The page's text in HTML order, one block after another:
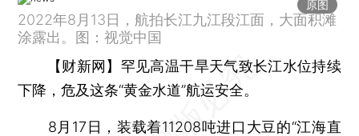
原图
2022年8月13日，航拍长江九江段江面，大面积滩
涂露出。图：视觉中国
【财新网】 罕见高温干旱天气致长江水位持续
下降，危及这条“黄金水道”航运安全。
8月17日，装载着11208吨进口大豆的“江海直